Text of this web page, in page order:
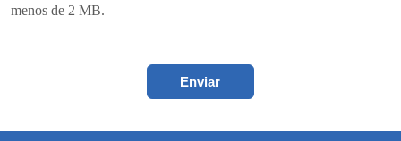
menos de 2 MB.
Enviar